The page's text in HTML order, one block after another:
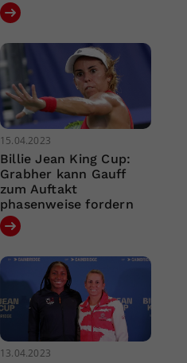
15.04.2023
Billie Jean King Cup:
Grabher kann Gauff
zum Auftakt
phasenweise fordern
13.04.2023